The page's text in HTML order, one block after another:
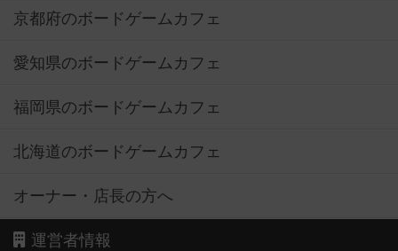
京都府のボードゲームカフェ
愛知県のボードゲームカフェ
福岡県のボードゲームカフェ
北海道のボードゲームカフェ
オーナー・店長の方へ
運営者情報